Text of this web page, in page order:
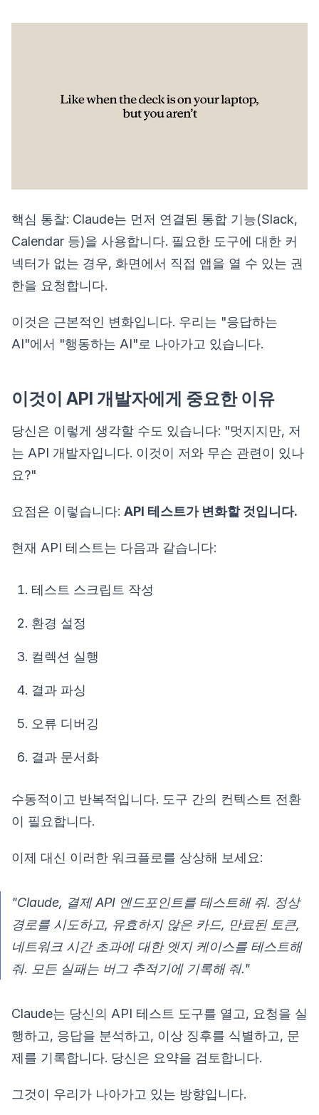
핵심 통찰: Claude는 먼저 연결된 통합 기능(Slack,
Calendar 등)을 사용합니다. 필요한 도구에 대한 커
넥터가 없는 경우, 화면에서 직접 앱을 열 수 있는 권
한을 요청합니다.
이것은 근본적인 변화입니다. 우리는 "응답하는
AI"에서 "행동하는 AI"로 나아가고 있습니다.
이것이 API 개발자에게 중요한 이유
당신은 이렇게 생각할 수도 있습니다: "멋지지만, 저
는 API 개발자입니다. 이것이 저와 무슨 관련이 있나
요?"
요점은 이렇습니다: API 테스트가 변화할 것입니다.
현재 API 테스트는 다음과 같습니다:
테스트 스크립트 작성
환경 설정
컬렉션 실행
결과 파싱
오류 디버깅
결과 문서화
수동적이고 반복적입니다. 도구 간의 컨텍스트 전환
이 필요합니다.
이제 대신 이러한 워크플로를 상상해 보세요:
"Claude, 결제 API 엔드포인트를 테스트해 줘. 정상
경로를 시도하고, 유효하지 않은 카드, 만료된 토큰,
네트워크 시간 초과에 대한 엣지 케이스를 테스트해
줘. 모든 실패는 버그 추적기에 기록해 줘."
Claude는 당신의 API 테스트 도구를 열고, 요청을 실
행하고, 응답을 분석하고, 이상 징후를 식별하고, 문
제를 기록합니다. 당신은 요약을 검토합니다.
그것이 우리가 나아가고 있는 방향입니다.